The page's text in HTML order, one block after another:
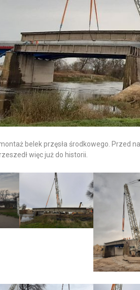
belek przęsła środkowego. Przed
więc już do historii.